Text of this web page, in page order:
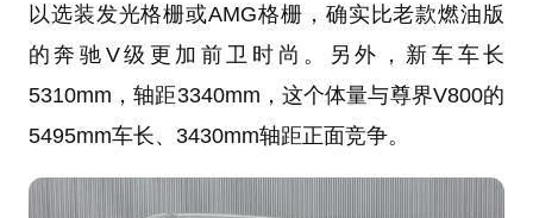
以选装发光格栅或AMG格栅，确实比老款燃油版
的奔驰V级更加前卫时尚。另外，新车车长
5310mm，轴距3340mm，这个体量与尊界V800的
5495mm车长、3430mm轴距正面竞争。